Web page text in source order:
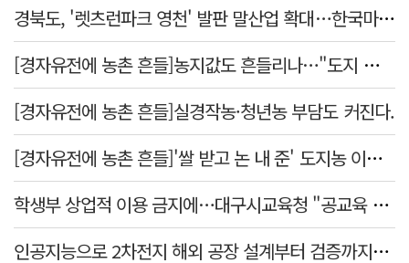
경북도, '렛츠런파크 영천' 발판 말산업 확대…한국마사회 유치도 총력
[경자유전에 농촌 흔들]농지값도 흔들리나…"도지 막히면 헐값 매물 나올 수도"
[경자유전에 농촌 흔들]실경작농·청년농 부담도 커진다.
[경자유전에 농촌 흔들]'쌀 받고 논 내 준' 도지농 이제 어쩌나?
학생부 상업적 이용 금지에…대구시교육청 "공교육 대입 상담 강화"
인공지능으로 2차전지 해외 공장 설계부터 검증까지…경북도·포항시 플랫폼 개발 착수